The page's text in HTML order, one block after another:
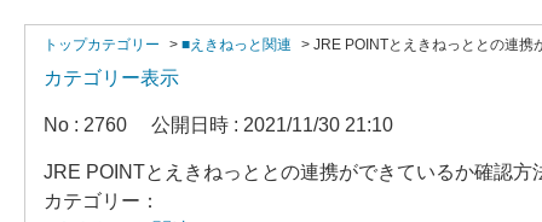
トップカテゴリー > ■えきねっと関連 > JRE POINTとえきねっととの連携
カテゴリー表示
No : 2760 公開日時 : 2021/11/30 21:10
JRE POINTとえきねっととの連携ができているか確認方
カテゴリー：